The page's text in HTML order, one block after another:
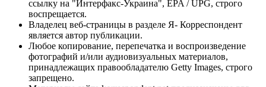
ссылку на "Интерфакс-Украина", EPA / UPG, строго
воспрещается.
Владелец веб-страницы в разделе Я- Корреспондент
является автор публикации.
Любое копирование, перепечатка и воспроизведение
фотографий и/или аудиовизуальных материалов,
принадлежащих правообладателю Getty Images, строго
запрещено.